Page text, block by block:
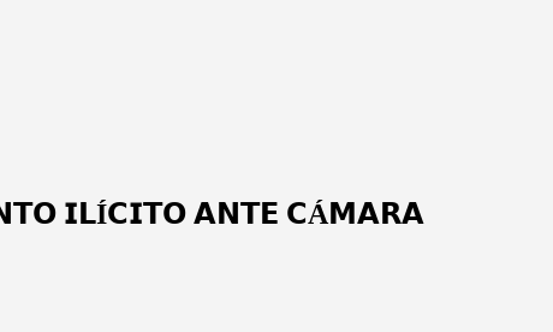
𝗜𝗟Í𝗖𝗜𝗧𝗢 𝗔𝗡𝗧𝗘 𝗖Á𝗠𝗔𝗥𝗔